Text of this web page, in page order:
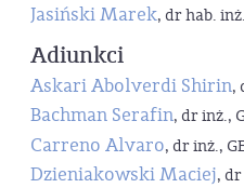
Jasiński Marek, dr hab.
Adiunkci
Askari Abolverdi Shirin,
Bachman Serafin, dr inż.,
Carreno Alvaro, dr inż.,
Dzieniakowski Maciej,